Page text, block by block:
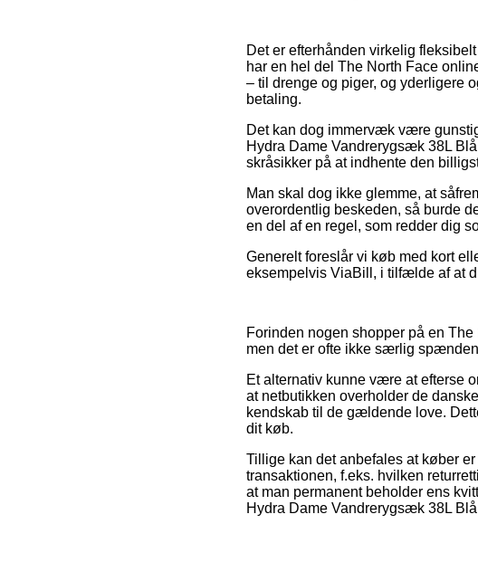
Det er efterhånden virkelig
har en hel del The North Face
– til drenge og piger, og yderligere
betaling.
Det kan dog immervæk være
Hydra Dame Vandrerygsæk 38L
skråsikker på at indhente den
Man skal dog ikke glemme, at
overordentlig beskeden, så burde
en del af en regel, som redder dig
Generelt foreslår vi køb med kort
eksempelvis ViaBill, i tilfælde af at
Forinden nogen shopper på en
men det er ofte ikke særlig
Et alternativ kunne være at efterse
at netbutikken overholder de
kendskab til de gældende love.
dit køb.
Tillige kan det anbefales at køber
transaktionen, f.eks. hvilken
at man permanent beholder ens
Hydra Dame Vandrerygsæk 38L